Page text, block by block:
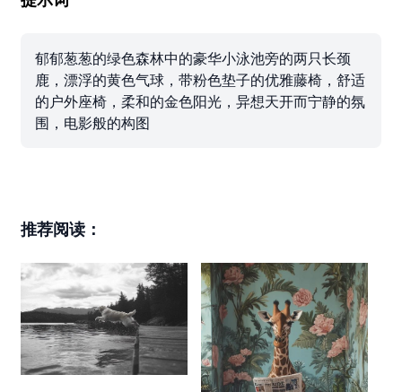
郁郁葱葱的绿色森林中的豪华小泳池旁的两只长颈
鹿，漂浮的黄色气球，带粉色垫子的优雅藤椅，舒适
的户外座椅，柔和的金色阳光，异想天开而宁静的氛
围，电影般的构图
推荐阅读：